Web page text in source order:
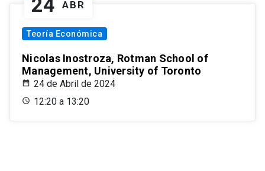
24 ABR
Teoría Económica
Nicolas Inostroza, Rotman School of
Management, University of Toronto
24 de Abril de 2024
12:20 a 13:20